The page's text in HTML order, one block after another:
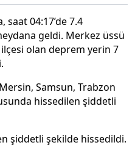
saat 04:17’de 7.4
geldi. Merkez üssü
ilçesi olan deprem yerin 7
Samsun, Trabzon
hissedilen şiddetli
şiddetli şekilde hissedildi.